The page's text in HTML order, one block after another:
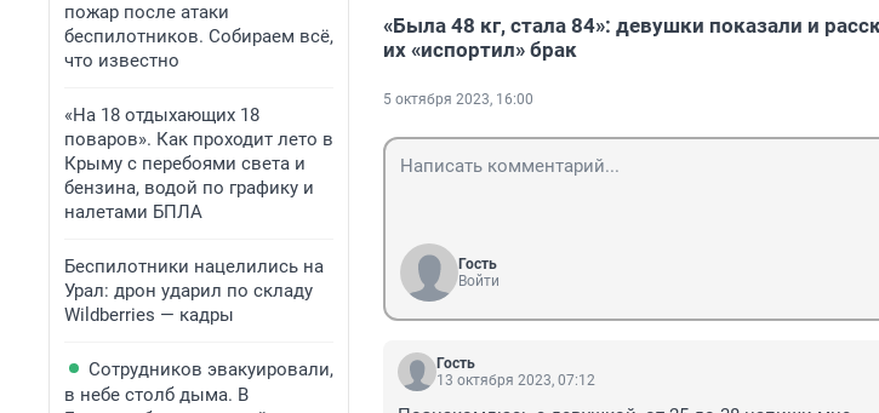
пожар после атаки
беспилотников. Собираем всё,
что известно
«На 18 отдыхающих 18
поваров». Как проходит лето в
Крыму с перебоями света и
бензина, водой по графику и
налетами БПЛА
Беспилотники нацелились на
Урал: дрон ударил по складу
Wildberries — кадры
Сотрудников эвакуировали,
в небе столб дыма. В
«Была 48 кг, стала 84»: девушки показали и
их «испортил» брак
5 октября 2023, 16:00
Гость
Войти
Гость
13 октября 2023, 07:12